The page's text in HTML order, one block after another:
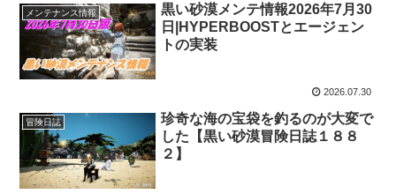
メンテナンス情報
黒い砂漠メンテ情報2026年7月30
日|HYPERBOOSTとエージェン
トの実装
2026.07.30
冒険日誌
珍奇な海の宝袋を釣るのが大変で
した【黒い砂漠冒険日誌１８８
２】